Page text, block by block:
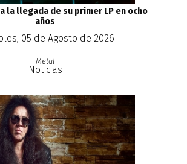
la llegada de su primer LP en ocho
años
05 de Agosto de 2026
Metal
Noticias